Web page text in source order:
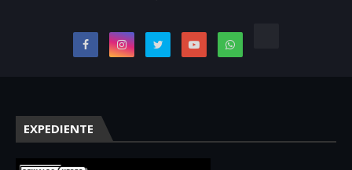
EXPEDIENTE